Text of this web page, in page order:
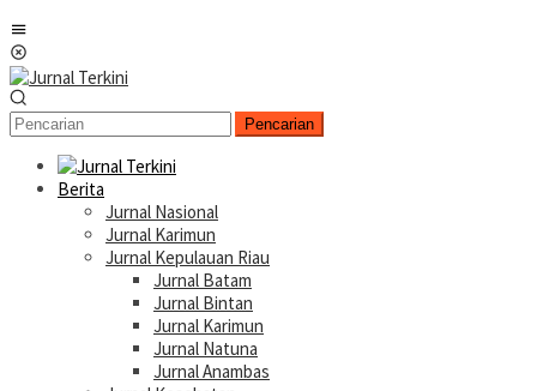
Pencarian
Berita
Jurnal Nasional
Jurnal Karimun
Jurnal Kepulauan Riau
Jurnal Batam
Jurnal Bintan
Jurnal Karimun
Jurnal Natuna
Jurnal Anambas